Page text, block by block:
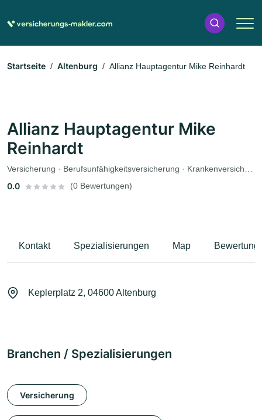
Startseite Altenburg Allianz Hauptagentur Mike Reinhardt
Allianz Hauptagentur Mike
Reinhardt
Versicherung · Berufsunfähigkeitsversicherung · Krankenversicherung · Pflegeversicherung · Rentenversicherung
0.0 (0 Bewertungen)
Kontakt Spezialisierungen Map
Keplerplatz 2, 04600 Altenburg
Branchen / Spezialisierungen
Versicherung